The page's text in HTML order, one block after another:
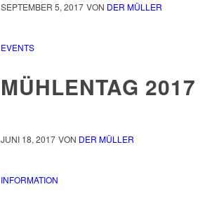
SEPTEMBER 5, 2017 VON DER MÜLLER
EVENTS
MÜHLENTAG 2017
JUNI 18, 2017 VON DER MÜLLER
INFORMATION